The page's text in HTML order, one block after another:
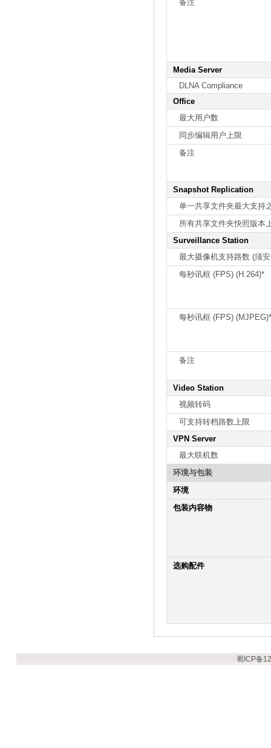
备注
Media Server
DLNA Compliance
Office
最大用户数
同步编辑用户上限
备注
Snapshot Replication
单一共享文件夹最大支持
所有共享文件夹快照版本
Surveillance Station
最大摄像机支持路数 (须
每秒讯框 (FPS) (H.264)*
每秒讯框 (FPS) (MJPEG)*
备注
Video Station
视频转码
可支持转档路数上限
VPN Server
最大联机数
环境与包装
环境
包装内容物
选购配件
蜀ICP备